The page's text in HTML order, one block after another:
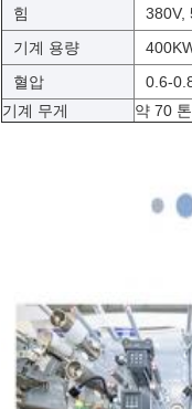
힘
380V,
기계 용량
혈압
0.6-
기계 무게
약 70 톤